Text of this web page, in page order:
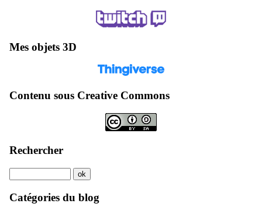
Mes objets 3D
Contenu sous Creative Commons
Rechercher
Catégories du blog